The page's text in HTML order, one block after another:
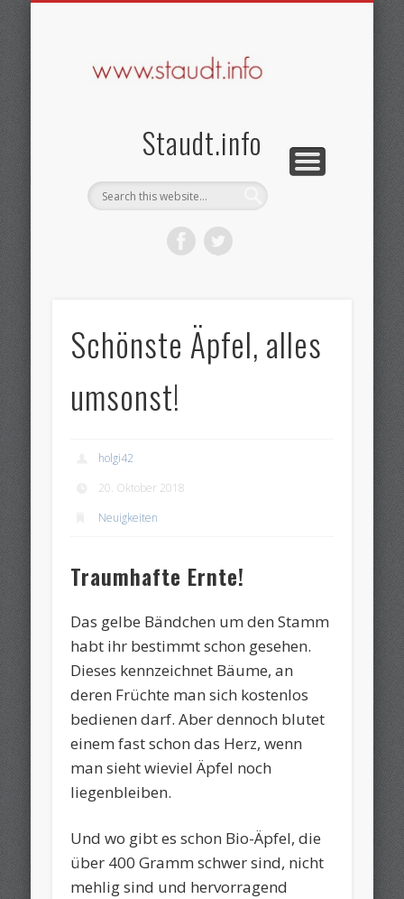
Staudt.info
Schönste Äpfel, alles
umsonst!
holgi42
20. Oktober 2018
Neuigkeiten
Traumhafte Ernte!
Das gelbe Bändchen um den Stamm
habt ihr bestimmt schon gesehen.
Dieses kennzeichnet Bäume, an
deren Früchte man sich kostenlos
bedienen darf. Aber dennoch blutet
einem fast schon das Herz, wenn
man sieht wieviel Äpfel noch
liegenbleiben.
Und wo gibt es schon Bio-Äpfel, die
über 400 Gramm schwer sind, nicht
mehlig sind und hervorragend